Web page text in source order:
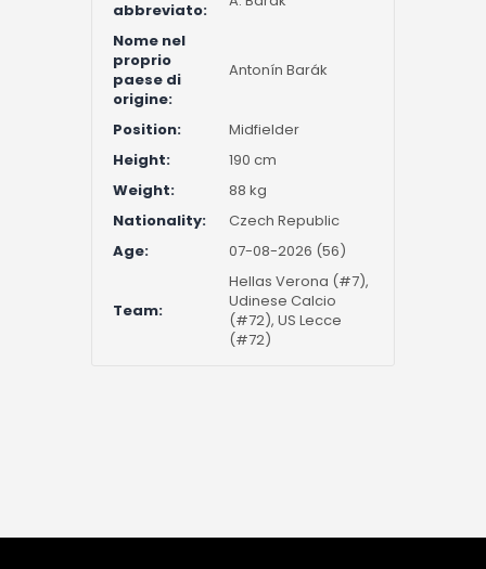
abbreviato:
Nome nel
proprio
paese di
origine:
Antonín Barák
Position:
Midfielder
Height:
190 cm
Weight:
88 kg
Nationality:
Czech Republic
Age:
07-08-2026 (56)
Team:
Hellas Verona (#7),
Udinese Calcio
(#72), US Lecce
(#72)